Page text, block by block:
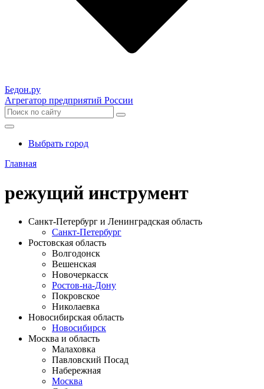
Бедон.ру
Агрегатор предприятий России
Выбрать город
Главная
режущий инструмент
Санкт-Петербург и Ленинградская область
Санкт-Петербург
Ростовская область
Волгодонск
Вешенская
Новочеркасск
Ростов-на-Дону
Покровское
Николаевка
Новосибирская область
Новосибирск
Москва и область
Малаховка
Павловский Посад
Набережная
Москва